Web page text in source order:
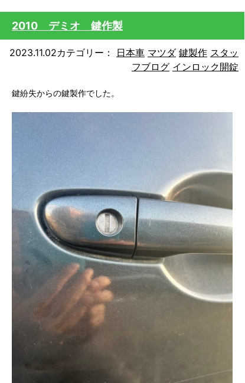
2010 デミオ 鍵作製
2023.11.02カテゴリー： 日本車 マツダ 鍵製作 スタッ
フブログ インロック開錠
鍵紛失からの鍵製作でした。